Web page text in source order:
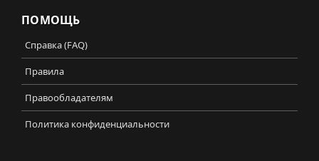
ПОМОЩЬ
Справка (FAQ)
Правила
Правообладателям
Политика конфиденциальности